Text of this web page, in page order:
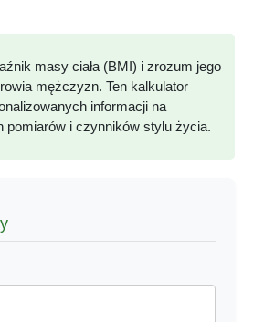
masy ciała (BMI) i zrozum jego
mężczyzn. Ten kalkulator
informacji na
pomiarów i czynników stylu życia.